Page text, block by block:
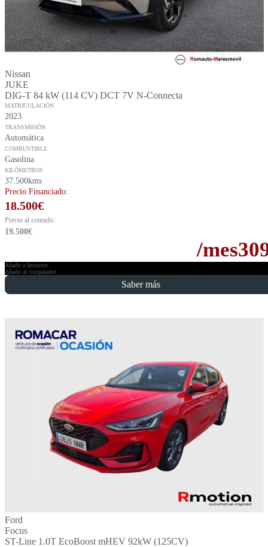
Nissan
JUKE
DIG-T 84 kW (114 CV) DCT 7V N-Connecta
MATRICULACIÓN
2023
TRANSMISIÓN
Automática
COMBUSTIBLE
Gasolina
KILÓMETROS
37.500kms
Precio Financiado:
18.500€
Precio al contado:
19.500€
/mes
Añadir a favoritos
Añadir al comparador
Saber más
Ford
Focus
ST-Line 1.0T EcoBoost mHEV 92kW (125CV)